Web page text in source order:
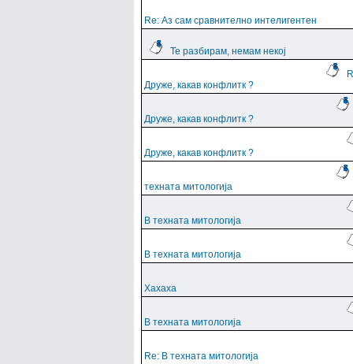
Re: Аз сам сравнително интелигентен
Те разбирам, немам некој
Друже, какав конфлитк ?
Друже, какав конфлитк ?
Друже, какав конфлитк ?
техната митологија
В техната митологија
В техната митологија
Хахаха
В техната митологија
Re: В техната митологија